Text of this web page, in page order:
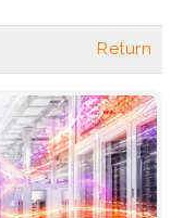
Return